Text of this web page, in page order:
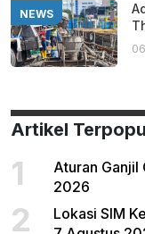
NEWS
Artikel
1
Aturan Ganjil
2026
2
Lokasi SIM